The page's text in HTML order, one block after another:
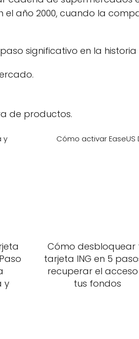
el año 2000, cuando la
significativo en la
de productos.
y
Cómo activar
y
Cómo desbloquear
tarjeta ING en 5
recuperar el
tus fondos